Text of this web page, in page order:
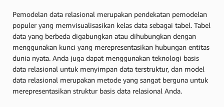
Pemodelan data relasional merupakan pendekatan pemodelan
populer yang memvisualisasikan kelas data sebagai tabel. Tabel
data yang berbeda digabungkan atau dihubungkan dengan
menggunakan kunci yang merepresentasikan hubungan entitas
dunia nyata. Anda juga dapat menggunakan teknologi basis
data relasional untuk menyimpan data terstruktur, dan model
data relasional merupakan metode yang sangat berguna untuk
merepresentasikan struktur basis data relasional Anda.